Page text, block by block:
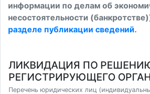
информации по делам об
несостоятельности
разделе публикации сведений.
ЛИКВИДАЦИЯ ПО
РЕГИСТРИРУЮЩЕГО
Перечень юридических лиц